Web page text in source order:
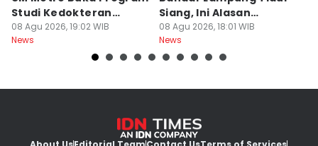
Studi Kedokteran
Hewan
08 Agu 2026, 19:02 WIB
News
Siang, Ini Alasan
Sekolah
08 Agu 2026, 18:01 WIB
News